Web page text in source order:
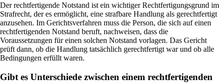
Der rechtfertigende Notstand ist ein wichtiger Rechtfertigungsgrund im
Strafrecht, der es ermöglicht, eine strafbare Handlung als gerechtfertigt
anzusehen. Im Gerichtsverfahren muss die Person, die sich auf einen
rechtfertigenden Notstand beruft, nachweisen, dass die
Voraussetzungen für einen solchen Notstand vorlagen. Das Gericht
prüft dann, ob die Handlung tatsächlich gerechtfertigt war und ob alle
Bedingungen erfüllt waren.
Gibt es Unterschiede zwischen einem rechtfertigenden